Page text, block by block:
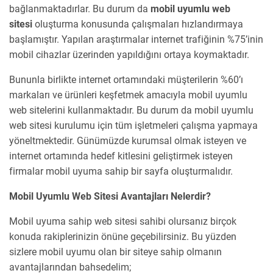
bağlanmaktadırlar. Bu durum da mobil uyumlu web
sitesi oluşturma konusunda çalışmaları hızlandırmaya
başlamıştır. Yapılan araştırmalar internet trafiğinin %75’inin
mobil cihazlar üzerinden yapıldığını ortaya koymaktadır.
Bununla birlikte internet ortamındaki müşterilerin %60’ı
markaları ve ürünleri keşfetmek amacıyla mobil uyumlu
web sitelerini kullanmaktadır. Bu durum da mobil uyumlu
web sitesi kurulumu için tüm işletmeleri çalışma yapmaya
yöneltmektedir. Günümüzde kurumsal olmak isteyen ve
internet ortamında hedef kitlesini geliştirmek isteyen
firmalar mobil uyuma sahip bir sayfa oluşturmalıdır.
Mobil Uyumlu Web Sitesi Avantajları Nelerdir?
Mobil uyuma sahip web sitesi sahibi olursanız birçok
konuda rakiplerinizin önüne geçebilirsiniz. Bu yüzden
sizlere mobil uyumu olan bir siteye sahip olmanın
avantajlarından bahsedelim;